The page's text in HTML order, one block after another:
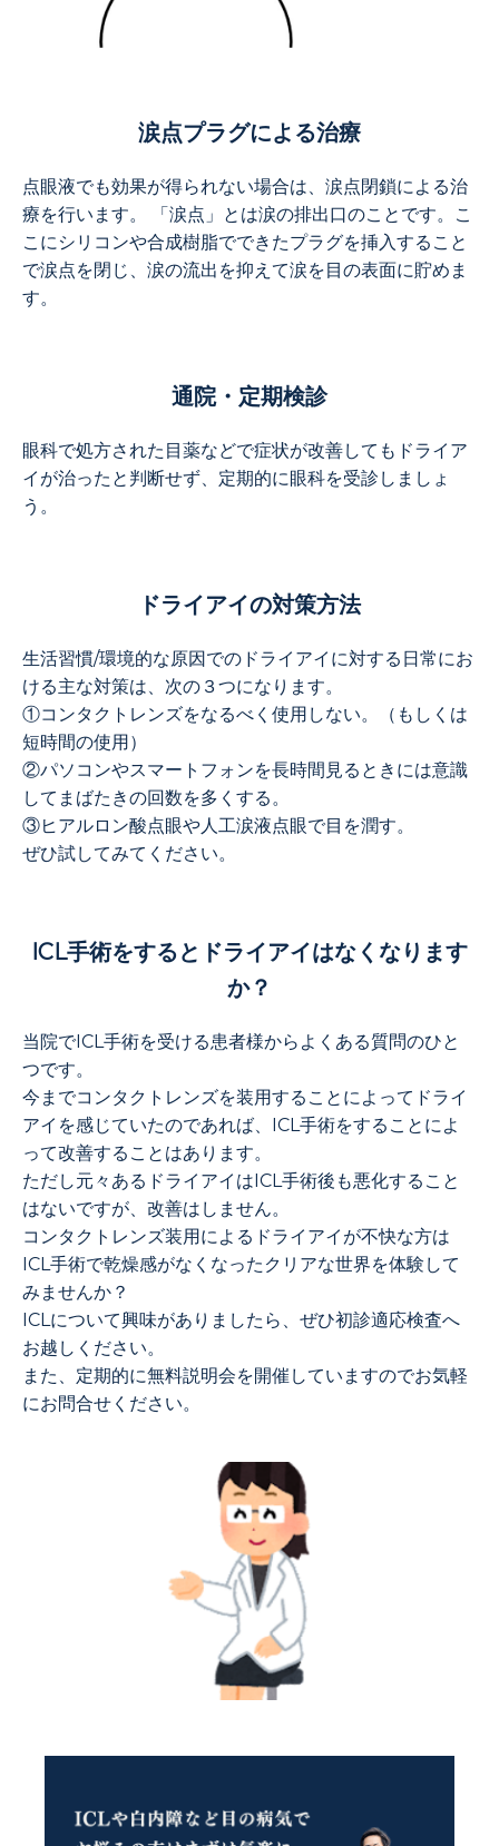
涙点プラグによる治療
点眼液でも効果が得られない場合は、涙点閉鎖による治
療を行います。 「涙点」とは涙の排出口のことです。こ
こにシリコンや合成樹脂でできたプラグを挿入すること
で涙点を閉じ、涙の流出を抑えて涙を目の表面に貯めま
す。
通院・定期検診
眼科で処方された目薬などで症状が改善してもドライア
イが治ったと判断せず、定期的に眼科を受診しましょ
う。
ドライアイの対策方法
生活習慣/環境的な原因でのドライアイに対する日常にお
ける主な対策は、次の３つになります。
①コンタクトレンズをなるべく使用しない。（もしくは
短時間の使用）
②パソコンやスマートフォンを長時間見るときには意識
してまばたきの回数を多くする。
③ヒアルロン酸点眼や人工涙液点眼で目を潤す。
ぜひ試してみてください。
ICL手術をするとドライアイはなくなります
か？
当院でICL手術を受ける患者様からよくある質問のひと
つです。
今までコンタクトレンズを装用することによってドライ
アイを感じていたのであれば、ICL手術をすることによ
って改善することはあります。
ただし元々あるドライアイはICL手術後も悪化すること
はないですが、改善はしません。
コンタクトレンズ装用によるドライアイが不快な方は
ICL手術で乾燥感がなくなったクリアな世界を体験して
みませんか？
ICLについて興味がありましたら、ぜひ初診適応検査へ
お越しください。
また、定期的に無料説明会を開催していますのでお気軽
にお問合せください。